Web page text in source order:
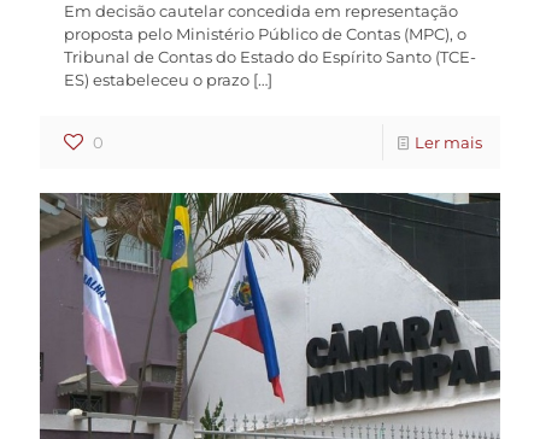
Em decisão cautelar concedida em representação
proposta pelo Ministério Público de Contas (MPC), o
Tribunal de Contas do Estado do Espírito Santo (TCE-
ES) estabeleceu o prazo […]
0 Ler mais